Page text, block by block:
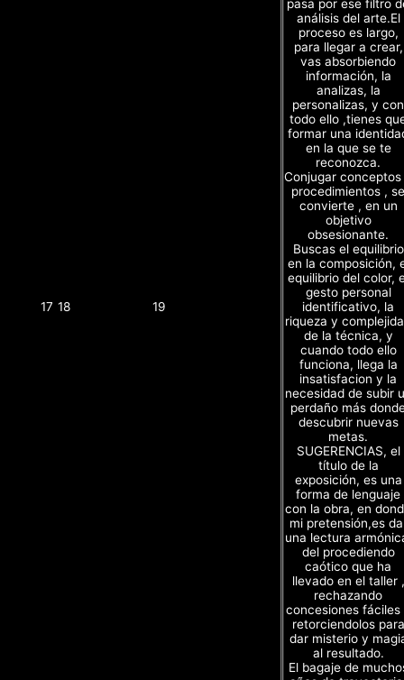
17 18 19
pasa por ese filtro
análisis del arte.El
proceso es largo,
para llegar a crear,
vas absorbiendo
información, la
analizas, la
personalizas, y con
todo ello ,tienes
formar una
en la que se te
reconozca.
Conjugar
procedimientos , se
convierte , en un
objetivo
obsesionante.
Buscas el equilibrio
en la composición,
equilibrio del color,
gesto personal
identificativo, la
riqueza y
de la técnica, y
cuando todo ello
funciona, llega la
insatisfacion y la
necesidad de subir
perdaño más
descubrir nuevas
metas.
SUGERENCIAS, el
título de la
exposición, es una
forma de lenguaje
con la obra, en
mi pretensión,es
una lectura
del procediendo
caótico que ha
llevado en el taller ,
rechazando
concesiones fáciles
retorciendolos para
dar misterio y
al resultado.
El bagaje de